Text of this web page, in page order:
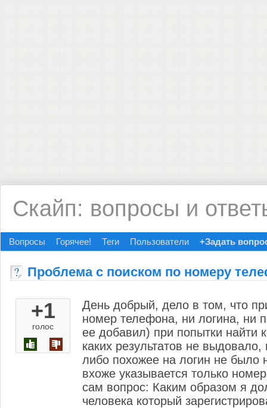
Скайп: вопросы и
Вопросы Горячее! Теги Пользователи +Задать
Проблема с поиском по номеру
+1
голос
День добрый, дело в том, что
номер телефона, ни логина, ни
ее добавил) при попытки найти
каких результатов не выдовало,
либо похожее на логин не было
вхоже указывается только
сам вопрос: Каким образом я
человека который